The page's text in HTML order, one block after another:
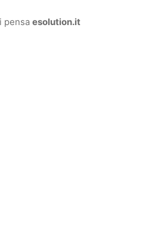
pensa esolution.it